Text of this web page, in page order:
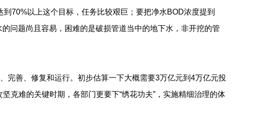
70%以上这个目标，任务比较艰巨；要把净水BOD浓度提到
问题尚且容易，困难的是破损管道当中的地下水，非开挖的管
完善、修复和运行。初步估算一下大概需要3万亿元到4万亿元投
克难的关键时期，各部门更要下“绣花功夫”，实施精细治理的体